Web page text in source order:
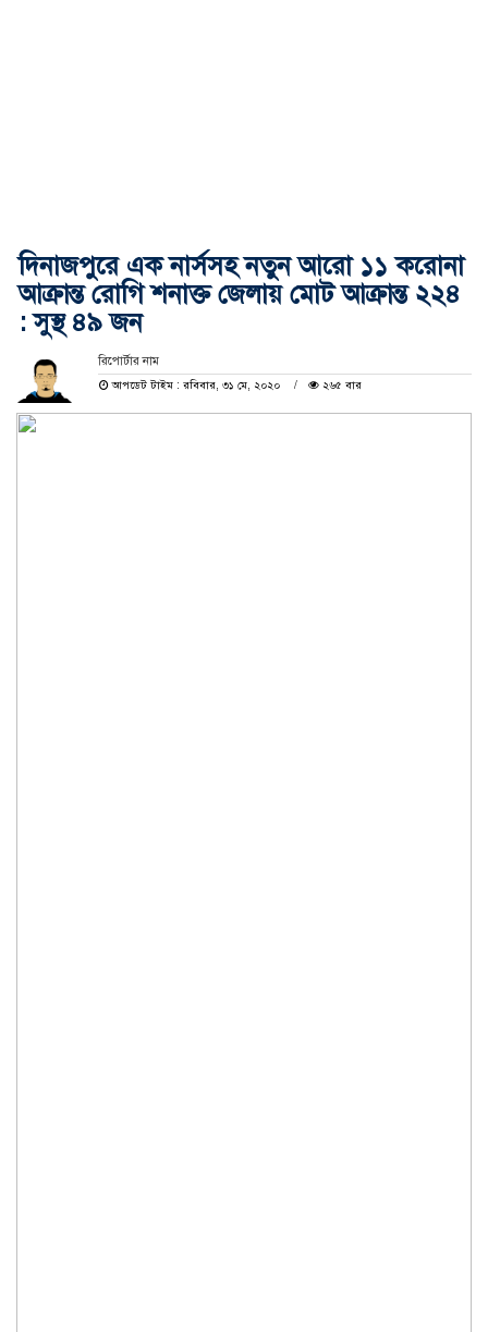
দিনাজপুরে এক নার্সসহ নতুন আরো ১১ করোনা
আক্রান্ত রোগি শনাক্ত জেলায় মোট আক্রান্ত ২২৪
: সুস্থ ৪৯ জন
রিপোর্টার নাম
আপডেট টাইম : রবিবার, ৩১ মে, ২০২০
২৬৫ বার